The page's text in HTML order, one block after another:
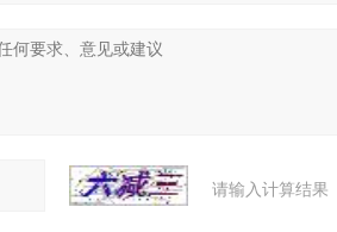
请输入计算结果